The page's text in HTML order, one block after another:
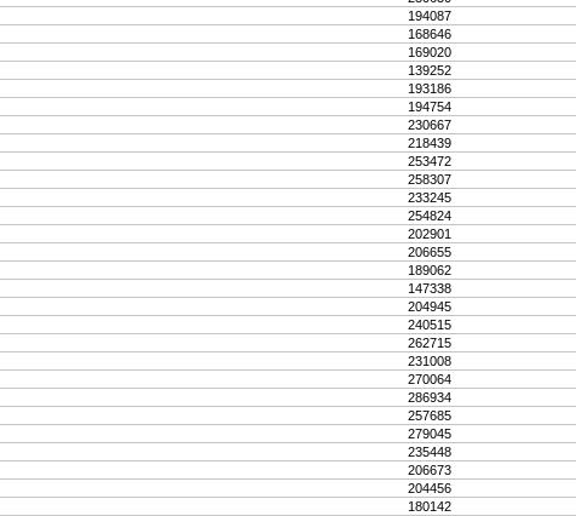
194087
168646
169020
139252
193186
194754
230667
218439
253472
258307
233245
254824
202901
206655
189062
147338
204945
240515
262715
231008
270064
286934
257685
279045
235448
206673
204456
180142